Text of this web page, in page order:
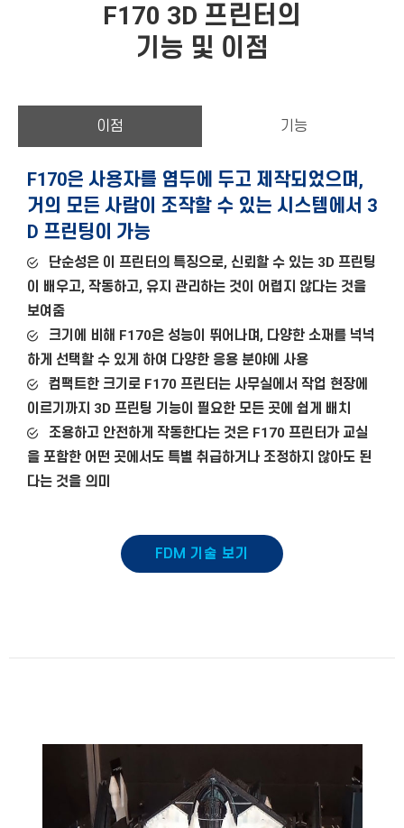
F170 3D 프린터의
기 능 및 이점
이점 기능
F170은 사용자를 염두에 두고 제작되었으며,
거의 모든 사람이 조작할 수 있는 시스템에서 3
D 프린팅이 가능
단순성은 이 프린터의 특징으로, 신뢰할 수 있는 3D 프린팅
이 배우고, 작동하고, 유지 관리하는 것이 어렵지 않다는 것을
보여줌
크기에 비해 F170은 성능이 뛰어나며, 다양한 소재를 넉넉
하게 선택할 수 있게 하여 다양한 응용 분야에 사용
컴팩트한 크기로 F170 프린터는 사무실에서 작업 현장에
이르기까지 3D 프린팅 기능이 필요한 모든 곳에 쉽게 배치
조용하고 안전하게 작동한다는 것은 F170 프린터가 교실
을 포함한 어떤 곳에서도 특별 취급하거나 조정하지 않아도 된
다는 것을 의미
FDM 기술 보기